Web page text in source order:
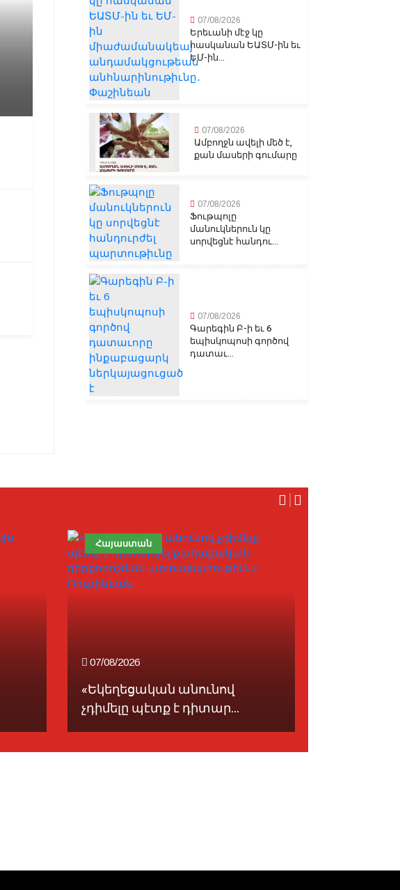
07/08/2026
Երեւանի մէջ կը
հասկանան ԵԱՏՄ-ին եւ
ԵՄ-ին...
07/08/2026
Ամբողջն ավելի մեծ է,
քան մասերի գումարը
07/08/2026
Ֆութպոլը
մանուկներուն կը
սորվեցնէ հանդու...
07/08/2026
Գարեգին Բ-ի եւ 6
եպիսկոպոսի գործով
դատաւ...
07/08/2026
«Եկեղեցական անունով
չդիմելը պէտք է դիտար...
Հայաստան